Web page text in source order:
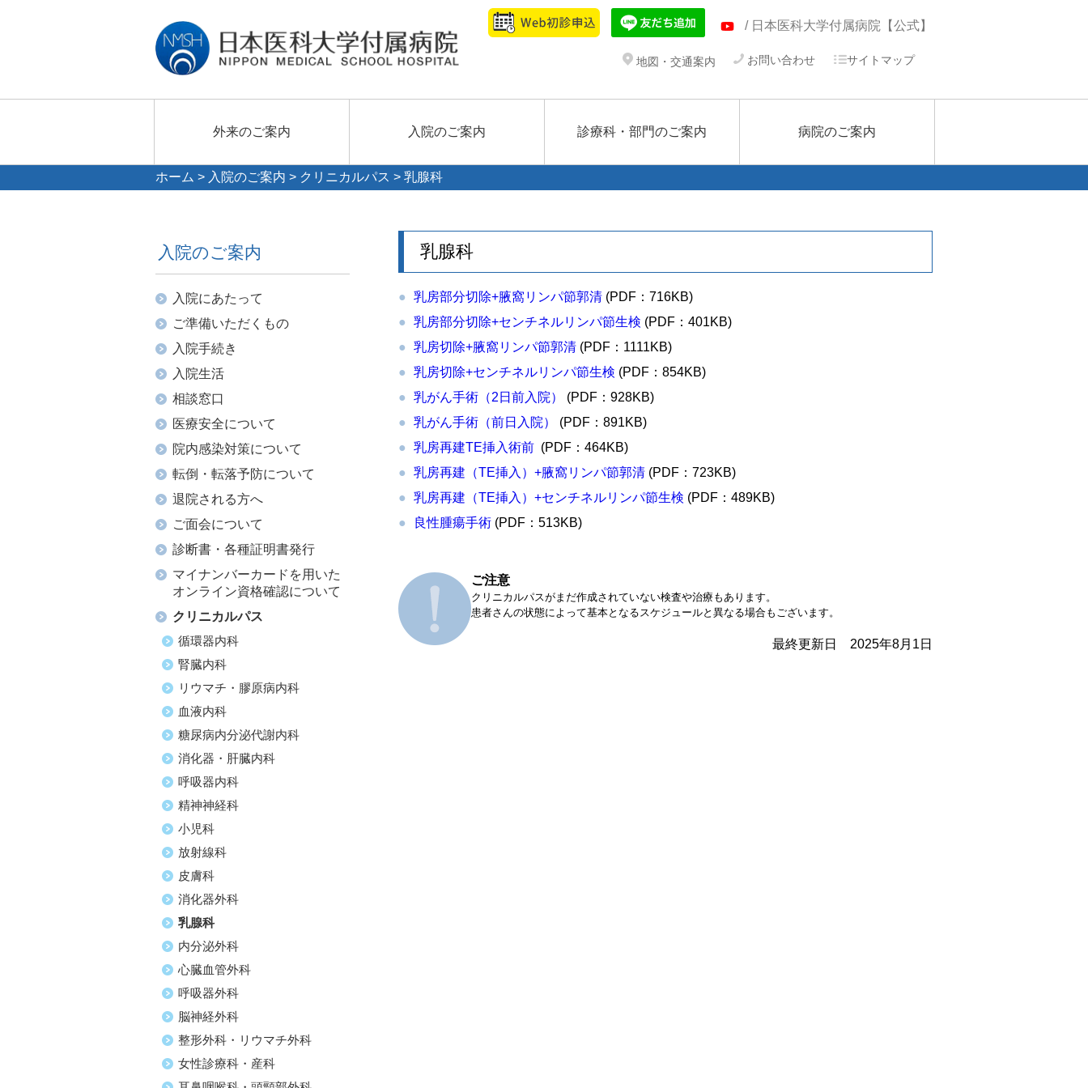
/ 日本医科大学付属病院【公式】
地図・交通案内 お問い合わせ サイトマップ
外来のご案内 入院のご案内 診療科・部門のご案内 病院のご案内
ホーム > 入院のご案内 > クリニカルパス > 乳腺科
入院のご案内
入院にあたって
ご準備いただくもの
入院手続き
入院生活
相談窓口
医療安全について
院内感染対策について
転倒・転落予防について
退院される方へ
ご面会について
診断書・各種証明書発行
マイナンバーカードを用いた
オンライン資格確認について
クリニカルパス
循環器内科
腎臓内科
リウマチ・膠原病内科
血液内科
糖尿病内分泌代謝内科
消化器・肝臓内科
呼吸器内科
精神神経科
小児科
放射線科
皮膚科
消化器外科
乳腺科
内分泌外科
心臓血管外科
呼吸器外科
脳神経外科
整形外科・リウマチ外科
女性診療科・産科
乳腺科
乳房部分切除+腋窩リンパ節郭清 (PDF：716KB)
乳房部分切除+センチネルリンパ節生検 (PDF：401KB)
乳房切除+腋窩リンパ節郭清 (PDF：1111KB)
乳房切除+センチネルリンパ節生検 (PDF：854KB)
乳がん手術（2日前入院）
(PDF：928KB)
乳がん手術（前日入院）
(PDF：891KB)
乳房再建TE挿入術前 (PDF：464KB)
乳房再建（TE挿入）+腋窩リンパ節郭清 (PDF：723KB)
乳房再建（TE挿入）+センチネルリンパ節生検 (PDF：489KB)
良性腫瘍手術 (PDF：513KB)
ご注意
クリニカルパスがまだ作成されていない検査や治療もあります。
患者さんの状態によって基本となるスケジュールと異なる場合もございます。
最終更新日 2025年8月1日